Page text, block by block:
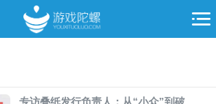
专访叠纸发行负责人：从“小众”到破